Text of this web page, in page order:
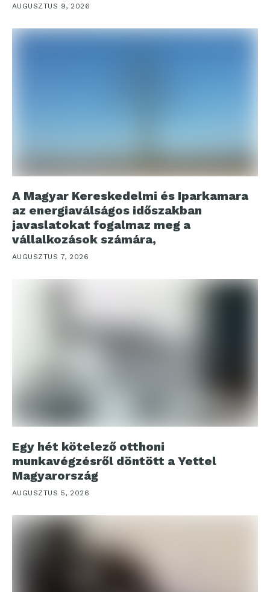
AUGUSZTUS 9, 2026
A Magyar Kereskedelmi és Iparkamara
az energiaválságos időszakban
javaslatokat fogalmaz meg a
vállalkozások számára,
AUGUSZTUS 7, 2026
Egy hét kötelező otthoni
munkavégzésről döntött a Yettel
Magyarország
AUGUSZTUS 5, 2026